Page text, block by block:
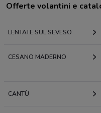
Offerte volantini e
LENTATE SUL SEVESO
CESANO MADERNO
CANTÙ